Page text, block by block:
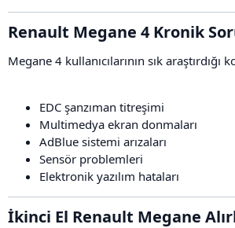
Renault Megane 4 Kronik
Megane 4 kullanıcılarının sık araştırdığı
EDC şanzıman titreşimi
Multimedya ekran donmaları
AdBlue sistemi arızaları
Sensör problemleri
Elektronik yazılım hataları
İkinci El Renault Megane